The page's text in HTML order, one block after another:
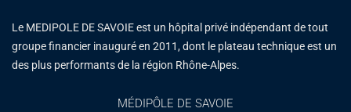
Le MEDIPOLE DE SAVOIE est un hôpital privé indépendant de tout
groupe financier inauguré en 2011, dont le plateau technique est un
des plus performants de la région Rhône-Alpes.
MÉDIPÔLE DE SAVOIE